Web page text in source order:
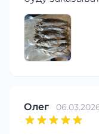
Олег